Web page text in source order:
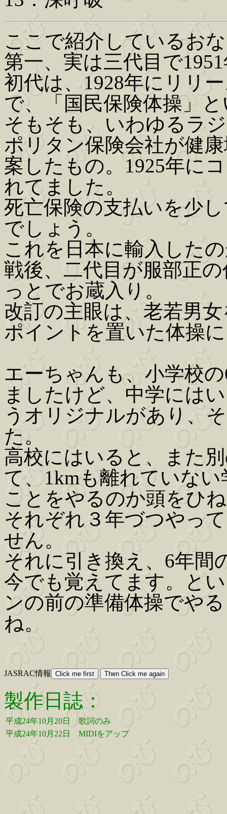
ここで紹介しているお
第一、実は三代目で
初代は、1928年にリリ
で、「国民保険体操」
そもそも、いわゆるラ
ポリタン保険会社が健
案したもの。1925年に
れてました。
死亡保険の支払いを少
でしょう。
これを日本に輸入した
戦後、二代目が服部正
っとでお蔵入り。
改訂の主眼は、老若男
ポイントを置いた体操
エーちゃんも、小学校
ましたけど、中学には
うオリジナルがあり、
た。
高校にはいると、また
て、1kmも離れていな
ことをやるのか頭をひ
それぞれ３年づつやっ
せん。
それに引き換え、6年間
今でも覚えてます。と
ンの前の準備体操でや
ね。
JASRAC情報
製作日誌：
平成24年10月20日
歌詞のみ
平成24年10月22日
MIDIをアップ